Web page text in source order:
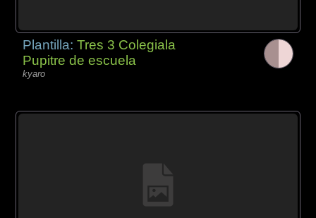
Plantilla:Tres 3 Colegiala
Pupitre de escuela
kyaro